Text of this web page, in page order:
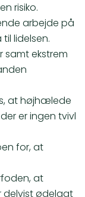
risiko.
arbejde på
lidelsen.
ekstrem
at højhælede
er ingen tvivl
for, at
at
delvist ødelagt